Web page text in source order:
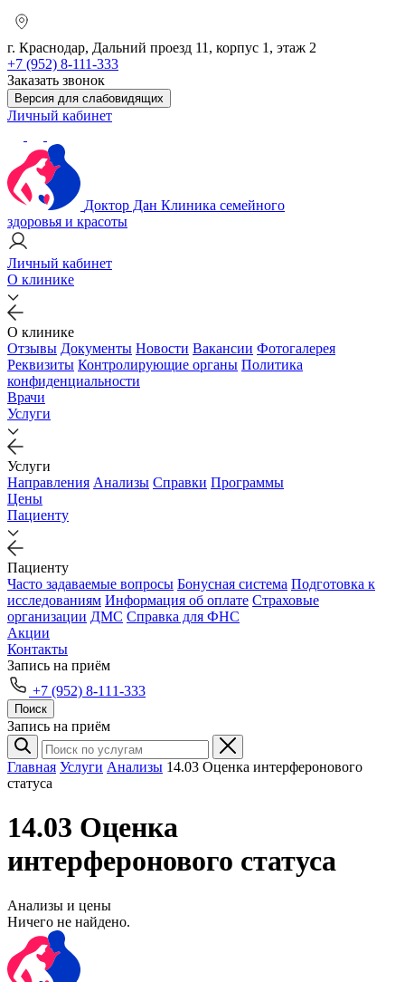
г. Краснодар, Дальний проезд 11, корпус 1, этаж 2
+7 (952) 8-111-333
Заказать звонок
Версия для слабовидящих
Личный кабинет
Доктор Дан Клиника семейного
здоровья и красоты
Личный кабинет
О клинике
О клинике
Отзывы Документы Новости Вакансии Фотогалерея
Реквизиты Контролирующие органы Политика
конфиденциальности
Врачи
Услуги
Услуги
Направления Анализы Справки Программы
Цены
Пациенту
Пациенту
Часто задаваемые вопросы Бонусная система Подготовка к
исследованиям Информация об оплате Страховые
организации ДМС Справка для ФНС
Акции
Контакты
Запись на приём
+7 (952) 8-111-333
Поиск
Запись на приём
Главная Услуги Анализы 14.03 Оценка интерферонового
статуса
14.03 Оценка
интерферонового статуса
Анализы и цены
Ничего не найдено.